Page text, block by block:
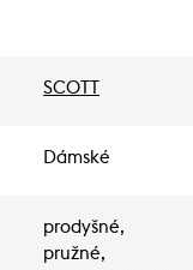
SCOTT
Dámské
prodyšné,
pružné,